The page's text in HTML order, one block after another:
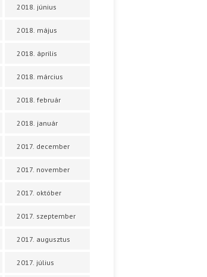
2018. június
2018. május
2018. április
2018. március
2018. február
2018. január
2017. december
2017. november
2017. október
2017. szeptember
2017. augusztus
2017. július